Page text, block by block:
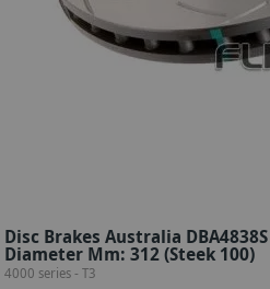
Disc Brakes Australia
Diameter Mm: 312 (steek 100)
4000 series - T3